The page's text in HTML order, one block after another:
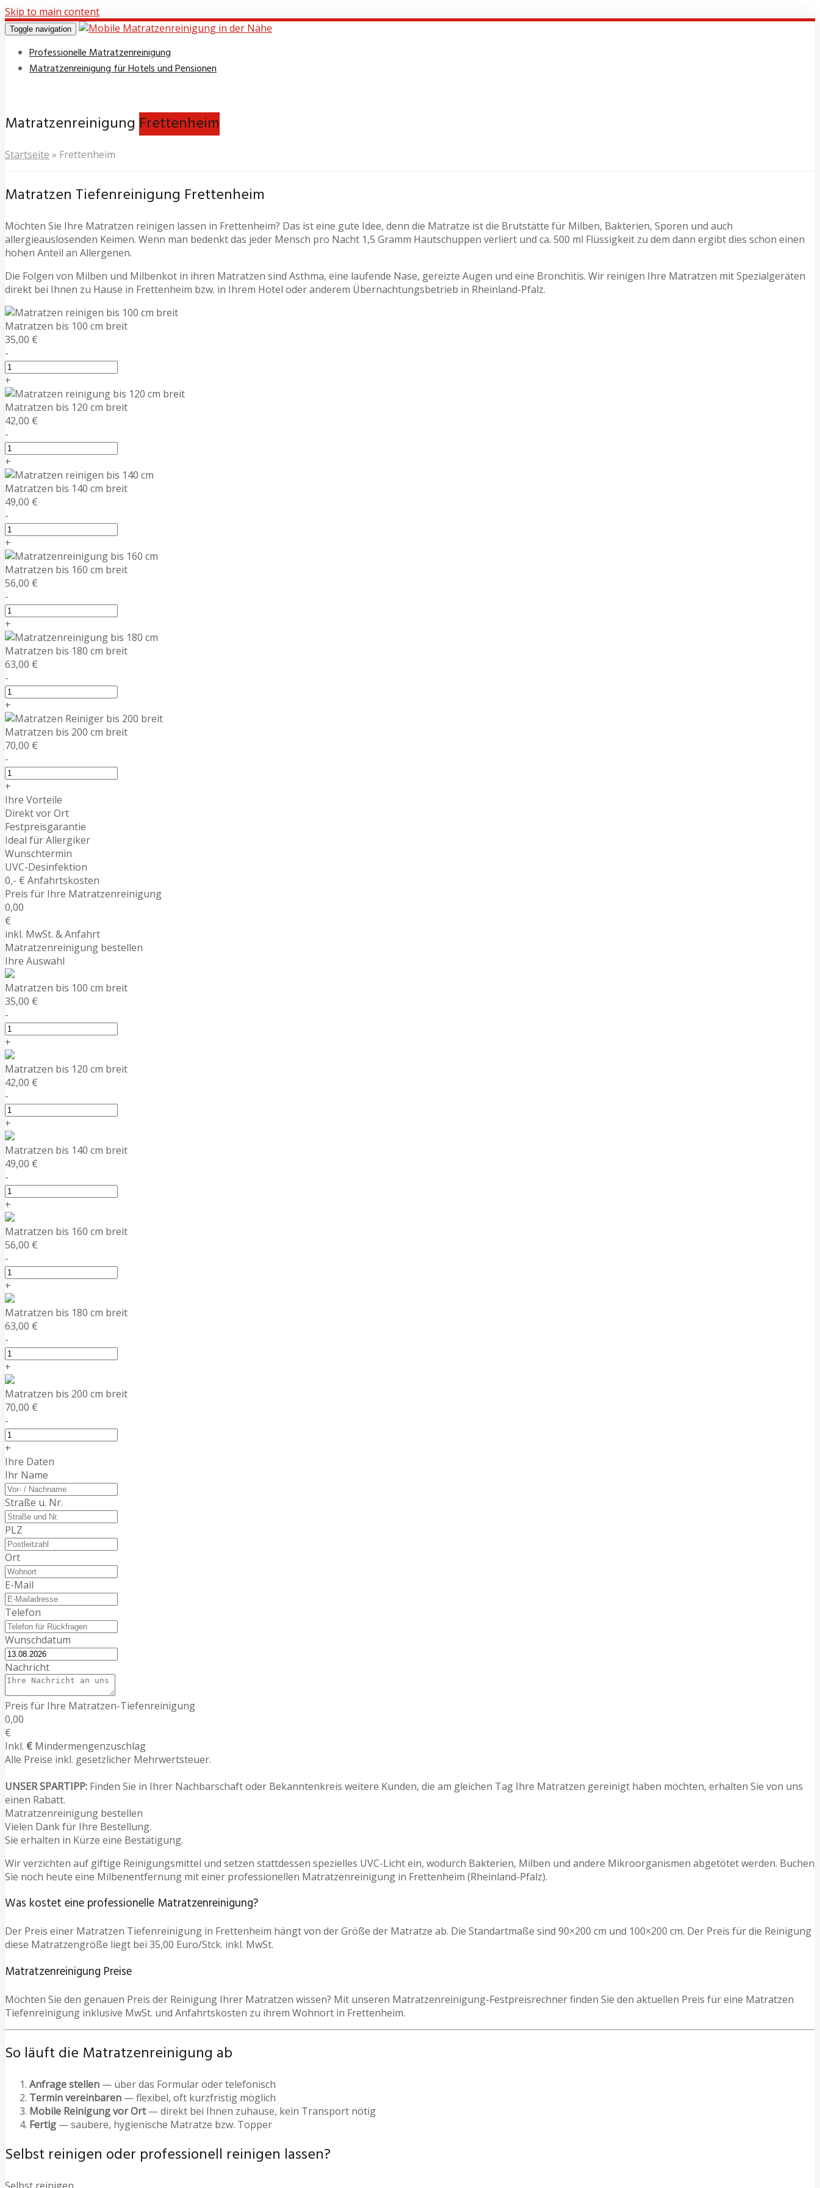
Skip to main content
Toggle navigation
Professionelle Matratzenreinigung
Matratzenreinigung für Hotels und Pensionen
Matratzenreinigung Frettenheim
Startseite » Frettenheim
Matratzen Tiefenreinigung Frettenheim
Möchten Sie Ihre Matratzen reinigen lassen in Frettenheim? Das ist eine gute Idee, denn die Matratze ist die Brutstätte für Milben, Bakterien, Sporen und auch
allergieauslösenden Keimen. Wenn man bedenkt das jeder Mensch pro Nacht 1,5 Gramm Hautschuppen verliert und ca. 500 ml Flüssigkeit zu dem dann ergibt dies schon einen
hohen Anteil an Allergenen.
Die Folgen von Milben und Milbenkot in ihren Matratzen sind Asthma, eine laufende Nase, gereizte Augen und eine Bronchitis. Wir reinigen Ihre Matratzen mit Spezialgeräten
direkt bei Ihnen zu Hause in Frettenheim bzw. in Ihrem Hotel oder anderem Übernachtungsbetrieb in Rheinland-Pfalz.
Matratzen bis 100 cm breit
35,00 €
-
+
Matratzen bis 120 cm breit
42,00 €
-
+
Matratzen bis 140 cm breit
49,00 €
-
+
Matratzen bis 160 cm breit
56,00 €
-
+
Matratzen bis 180 cm breit
63,00 €
-
+
Matratzen bis 200 cm breit
70,00 €
-
+
Ihre Vorteile
Direkt vor Ort
Festpreisgarantie
Ideal für Allergiker
Wunschtermin
UVC-Desinfektion
0,- € Anfahrtskosten
Preis für Ihre Matratzenreinigung
0,00
€
inkl. MwSt. & Anfahrt
Matratzenreinigung bestellen
Ihre Auswahl
Matratzen bis 100 cm breit
35,00 €
-
+
Matratzen bis 120 cm breit
42,00 €
-
+
Matratzen bis 140 cm breit
49,00 €
-
+
Matratzen bis 160 cm breit
56,00 €
-
+
Matratzen bis 180 cm breit
63,00 €
-
+
Matratzen bis 200 cm breit
70,00 €
-
+
Ihre Daten
Ihr Name
Straße u. Nr.
PLZ
Ort
E-Mail
Telefon
Wunschdatum
Nachricht
Preis für Ihre Matratzen-Tiefenreinigung
0,00
€
Inkl. € Mindermengenzuschlag
Alle Preise inkl. gesetzlicher Mehrwertsteuer.
UNSER SPARTIPP: Finden Sie in Ihrer Nachbarschaft oder Bekanntenkreis weitere Kunden, die am gleichen Tag Ihre Matratzen gereinigt haben möchten, erhalten Sie von uns
einen Rabatt.
Matratzenreinigung bestellen
Vielen Dank für Ihre Bestellung.
Sie erhalten in Kürze eine Bestätigung.
Wir verzichten auf giftige Reinigungsmittel und setzen stattdessen spezielles UVC-Licht ein, wodurch Bakterien, Milben und andere Mikroorganismen abgetötet werden. Buchen
Sie noch heute eine Milbenentfernung mit einer professionellen Matratzenreinigung in Frettenheim (Rheinland-Pfalz).
Was kostet eine professionelle Matratzenreinigung?
Der Preis einer Matratzen Tiefenreinigung in Frettenheim hängt von der Größe der Matratze ab. Die Standartmaße sind 90×200 cm und 100×200 cm. Der Preis für die Reinigung
diese Matratzengröße liegt bei 35,00 Euro/Stck. inkl. MwSt.
Matratzenreinigung Preise
Möchten Sie den genauen Preis der Reinigung Ihrer Matratzen wissen? Mit unseren Matratzenreinigung-Festpreisrechner finden Sie den aktuellen Preis für eine Matratzen
Tiefenreinigung inklusive MwSt. und Anfahrtskosten zu ihrem Wohnort in Frettenheim.
So läuft die Matratzenreinigung ab
Anfrage stellen — über das Formular oder telefonisch
Termin vereinbaren — flexibel, oft kurzfristig möglich
Mobile Reinigung vor Ort— direkt bei Ihnen zuhause, kein Transport nötig
Fertig — saubere, hygienische Matratze bzw. Topper
Selbst reinigen oder professionell reinigen lassen?